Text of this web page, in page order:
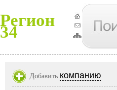
Регион
34
Добавить компанию